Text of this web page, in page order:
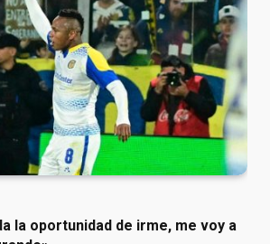
la oportunidad de irme, me voy a